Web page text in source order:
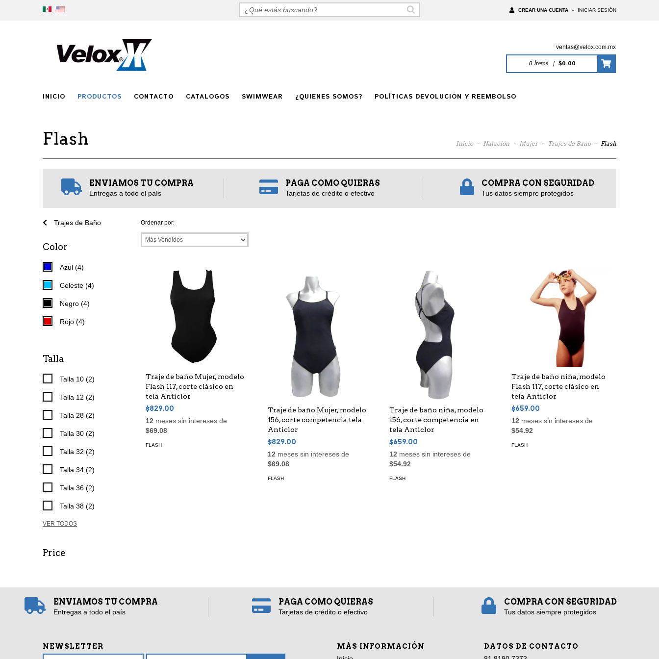
CREAR UNA CUENTA - INICIAR SESIÓN
ventas@velox.com.mx
0 Ítems | $0.00
INICIO PRODUCTOS CONTACTO CATALOGOS SWIMWEAR ¿QUIENES SOMOS? POLÍTICAS DEVOLUCIÓN Y REEMBOLSO
Flash Inicio - Natación - Mujer - Trajes de Baño - Flash
ENVIAMOS TU COMPRA
Entregas a todo el país
PAGA COMO QUIERAS
Tarjetas de crédito o efectivo
COMPRA CON SEGURIDAD
Tus datos siempre protegidos
Trajes de Baño
Color
Azul (4)
Celeste (4)
Negro (4)
Rojo (4)
Talla
Talla 10 (2)
Talla 12 (2)
Talla 28 (2)
Talla 30 (2)
Talla 32 (2)
Talla 34 (2)
Talla 36 (2)
Talla 38 (2)
VER TODOS
Price
Ordenar por:
Traje de baño Mujer, modelo
Flash 117, corte clásico en
tela Anticlor
$829.00
12 meses sin intereses de
$69.08
FLASH
Traje de baño Mujer, modelo
156, corte competencia tela
Anticlor
$829.00
12 meses sin intereses de
$69.08
FLASH
Traje de baño niña, modelo
156, corte competencia en
tela Anticlor
$659.00
12 meses sin intereses de
$54.92
FLASH
Traje de baño niña, modelo
Flash 117, corte clásico en
tela Anticlor
$659.00
12 meses sin intereses de
$54.92
FLASH
ENVIAMOS TU COMPRA
Entregas a todo el país
PAGA COMO QUIERAS
Tarjetas de crédito o efectivo
COMPRA CON SEGURIDAD
Tus datos siempre protegidos
NEWSLETTER
MÁS INFORMACIÓN
DATOS DE CONTACTO